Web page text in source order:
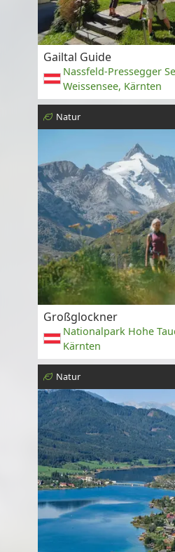
Gailtal Guide
Nassfeld-Pressegger
Weissensee, Kärnten
Natur
Großglockner
Nationalpark Hohe
Kärnten
Natur